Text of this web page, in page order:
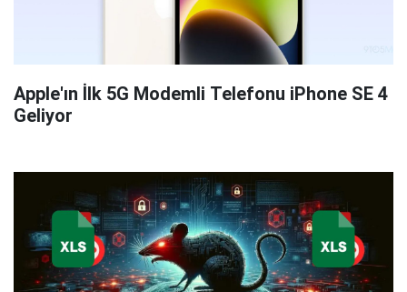
Apple'ın İlk 5G Modemli Telefonu iPhone SE 4
Geliyor